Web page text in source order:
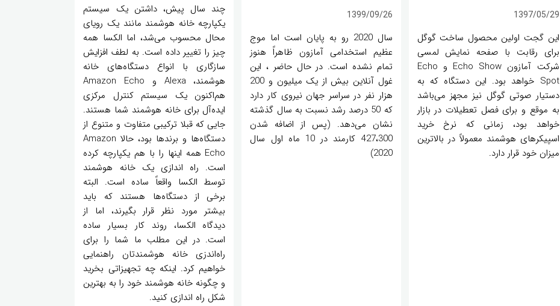
1397/05/29
این گجت اولین محصول ساخت گوگل
برای رقابت با صفحه نمایش لمسی
شرکت آمازون Echo Show و Echo
Spot خواهد بود. این دستگاه که به
دستیار صوتی گوگل نیز مجهز می‌باشد
به موقع و برای فصل تعطیلات در بازار
خواهد بود، زمانی که نرخ خرید
اسپیکرهای هوشمند معمولاً در بالاترین
میزان خود قرار دارد.
1399/09/26
سال 2020 رو به پایان است اما موج
عظیم استخدامی آمازون ظاهراً هنوز
تمام نشده است. در حال حاضر ، این
غول آنلاین بیش از یک میلیون و 200
هزار نفر در سراسر جهان نیروی کار دارد
که 50 درصد رشد نسبت به سال گذشته
نشان می‌دهد. (پس از اضافه شدن
427،300 کارمند در 10 ماه اول سال
2020)
چند سال پیش، داشتن یک سیستم
یکپارچه خانه هوشمند مانند یک رویای
محال محسوب می‌شد، اما الکسا همه
چیز را تغییر داده است. به لطف افزایش
سازگاری با انواع دستگاه‌های خانه
هوشمند، Alexa و Amazon Echo
هم‌اکنون یک سیستم کنترل مرکزی
ایده‌آل برای خانه هوشمند شما هستند.
جایی که قبلا ترکیبی متفاوت و متنوع از
دستگاه‌ها و برندها بود، حالا Amazon
Echo همه اینها را با هم یکپارچه کرده
است. راه اندازی یک خانه هوشمند
توسط الکسا واقعاً ساده است. البته
برخی از دستگاه‌ها هستند که باید
بیشتر مورد نظر قرار بگیرند، اما از
دیدگاه الکسا، روند کار بسیار ساده
است. در این مطلب ما شما را برای
راه‌اندزی خانه هوشمندتان راهنمایی
خواهیم کرد. اینکه چه تجهیزاتی بخرید
و چگونه خانه هوشمند خود را به بهترین
شکل راه اندازی کنید.